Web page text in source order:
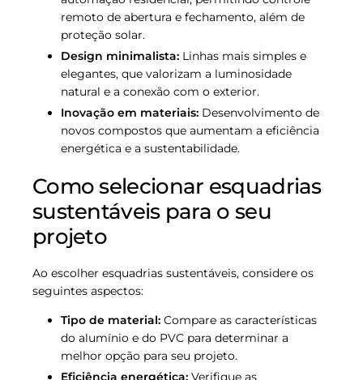
remoto de abertura e fechamento, além de
proteção solar.
Design minimalista: Linhas mais simples e
elegantes, que valorizam a luminosidade
natural e a conexão com o exterior.
Inovação em materiais: Desenvolvimento de
novos compostos que aumentam a eficiência
energética e a sustentabilidade.
Como selecionar esquadrias
sustentáveis para o seu
projeto
Ao escolher esquadrias sustentáveis, considere os
seguintes aspectos:
Tipo de material: Compare as características
do alumínio e do PVC para determinar a
melhor opção para seu projeto.